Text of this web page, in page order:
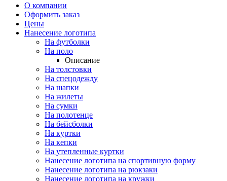
О компании
Оформить заказ
Цены
Нанесение логотипа
На футболки
На поло
Описание
На толстовки
На спецодежду
На шапки
На жилеты
На сумки
На полотенце
На бейсболки
На куртки
На кепки
На утепленные куртки
Нанесение логотипа на спортивную форму
Нанесение логотипа на рюкзаки
Нанесение логотипа на кружки